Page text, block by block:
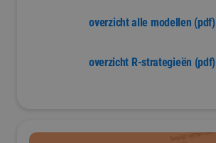
overzicht alle modellen (pdf)
overzicht R-strategieën (pdf)